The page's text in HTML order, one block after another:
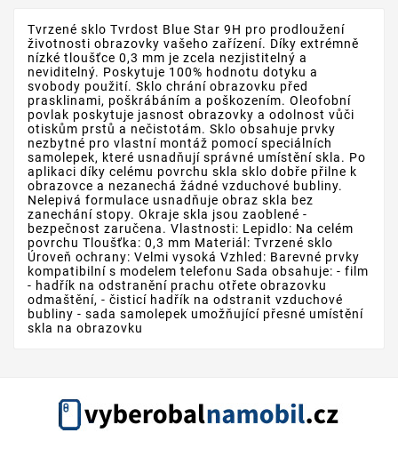
Tvrzené sklo Tvrdost Blue Star 9H pro prodloužení
životnosti obrazovky vašeho zařízení. Díky extrémně
nízké tloušťce 0,3 mm je zcela nezjistitelný a
neviditelný. Poskytuje 100% hodnotu dotyku a
svobody použití. Sklo chrání obrazovku před
prasklinami, poškrábáním a poškozením. Oleofobní
povlak poskytuje jasnost obrazovky a odolnost vůči
otiskům prstů a nečistotám. Sklo obsahuje prvky
nezbytné pro vlastní montáž pomocí speciálních
samolepek, které usnadňují správné umístění skla. Po
aplikaci díky celému povrchu skla sklo dobře přilne k
obrazovce a nezanechá žádné vzduchové bubliny.
Nelepivá formulace usnadňuje obraz skla bez
zanechání stopy. Okraje skla jsou zaoblené -
bezpečnost zaručena. Vlastnosti: Lepidlo: Na celém
povrchu Tloušťka: 0,3 mm Materiál: Tvrzené sklo
Úroveň ochrany: Velmi vysoká Vzhled: Barevné prvky
kompatibilní s modelem telefonu Sada obsahuje: - film
- hadřík na odstranění prachu otřete obrazovku
odmaštění, - čisticí hadřík na odstranit vzduchové
bubliny - sada samolepek umožňující přesné umístění
skla na obrazovku